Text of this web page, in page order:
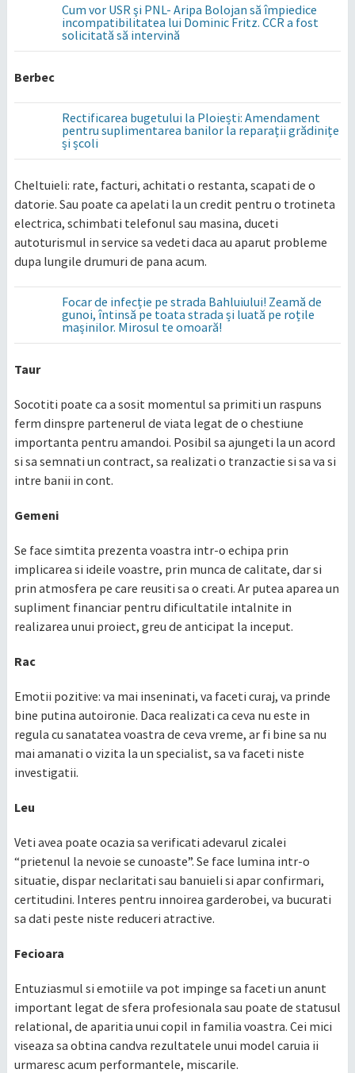
Cum vor USR şi PNL- Aripa Bolojan să împiedice
incompatibilitatea lui Dominic Fritz. CCR a fost
solicitată să intervină
Berbec
Rectificarea bugetului la Ploiești: Amendament
pentru suplimentarea banilor la reparații grădinițe
și școli
Cheltuieli: rate, facturi, achitati o restanta, scapati de o
datorie. Sau poate ca apelati la un credit pentru o trotineta
electrica, schimbati telefonul sau masina, duceti
autoturismul in service sa vedeti daca au aparut probleme
dupa lungile drumuri de pana acum.
Focar de infecție pe strada Bahluiului! Zeamă de
gunoi, întinsă pe toata strada și luată pe roțile
mașinilor. Mirosul te omoară!
Taur
Socotiti poate ca a sosit momentul sa primiti un raspuns
ferm dinspre partenerul de viata legat de o chestiune
importanta pentru amandoi. Posibil sa ajungeti la un acord
si sa semnati un contract, sa realizati o tranzactie si sa va si
intre banii in cont.
Gemeni
Se face simtita prezenta voastra intr-o echipa prin
implicarea si ideile voastre, prin munca de calitate, dar si
prin atmosfera pe care reusiti sa o creati. Ar putea aparea un
supliment financiar pentru dificultatile intalnite in
realizarea unui proiect, greu de anticipat la inceput.
Rac
Emotii pozitive: va mai inseninati, va faceti curaj, va prinde
bine putina autoironie. Daca realizati ca ceva nu este in
regula cu sanatatea voastra de ceva vreme, ar fi bine sa nu
mai amanati o vizita la un specialist, sa va faceti niste
investigatii.
Leu
Veti avea poate ocazia sa verificati adevarul zicalei
“prietenul la nevoie se cunoaste”. Se face lumina intr-o
situatie, dispar neclaritati sau banuieli si apar confirmari,
certitudini. Interes pentru innoirea garderobei, va bucurati
sa dati peste niste reduceri atractive.
Fecioara
Entuziasmul si emotiile va pot impinge sa faceti un anunt
important legat de sfera profesionala sau poate de statusul
relational, de aparitia unui copil in familia voastra. Cei mici
viseaza sa obtina candva rezultatele unui model caruia ii
urmaresc acum performantele, miscarile.